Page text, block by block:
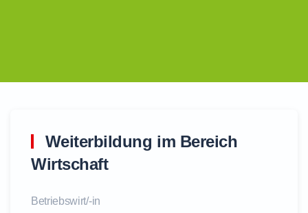
Weiterbildung im Bereich
Wirtschaft
Betriebswirt/-in